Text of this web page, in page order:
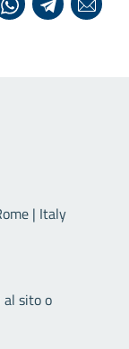
| Italy
sito o